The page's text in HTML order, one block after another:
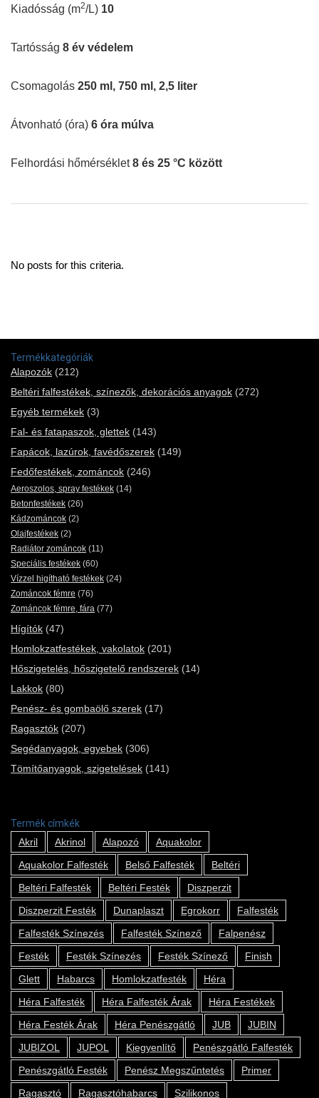
Kiadósság (m2/L) 10
Tartósság 8 év védelem
Csomagolás 250 ml, 750 ml, 2,5 liter
Átvonható (óra) 6 óra múlva
Felhordási hőmérséklet8 és 25 °C között
No posts for this criteria.
Termékkategóriák
Alapozók (212)
Beltéri falfestékek, színezők, dekorációs anyagok (272)
Egyéb termékek (3)
Fal- és fatapaszok, glettek (143)
Fapácok, lazúrok, favédőszerek (149)
Fedőfestékek, zománcok (246)
Aeroszolos, spray festékek (14)
Betonfestékek (26)
Kádzománcok (2)
Olajfestékek (2)
Radiátor zománcok (11)
Speciális festékek (60)
Vízzel higítható festékek (24)
Zománcok fémre (76)
Zománcok fémre, fára (77)
Hígítók (47)
Homlokzatfestékek, vakolatok (201)
Hőszigetelés, hőszigetelő rendszerek (14)
Lakkok (80)
Penész- és gombaölő szerek (17)
Ragasztók (207)
Segédanyagok, egyebek (306)
Tömítőanyagok, szigetelések (141)
Termék címkék
Akril
Akrinol Alapozó
Aquakolor
Aquakolor Falfesték
Belső Falfesték
Beltéri
Beltéri Falfesték
Beltéri Festék
Diszperzit
Diszperzit Festék
Dunaplaszt Egrokorr
Falfesték
Falfesték Színezés
Falfesték Színező
Falpenész
Festék
Festék Színezés Festék Színező
Finish
Glett
Habarcs Homlokzatfesték
Héra
Héra Falfesték
Héra Falfesték Árak
Héra Festékek
Héra Festék Árak
Héra Penészgátló JUB
JUBIN
JUBIZOL
JUPOL Kiegyenlítő
Penészgátló Falfesték
Penészgátló Festék
Penész Megszűntetés
Primer
Ragasztó
Ragasztóhabarcs Szilikonos